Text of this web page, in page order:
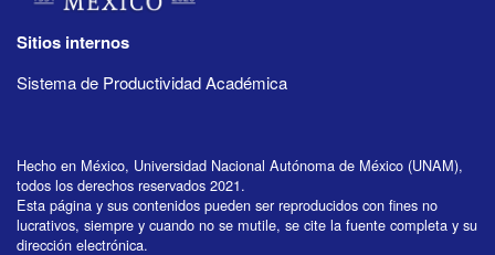
Sitios internos
Sistema de Productividad Académica
Hecho en México, Universidad Nacional Autónoma de México (UNAM),
todos los derechos reservados 2021.
Esta página y sus contenidos pueden ser reproducidos con fines no
lucrativos, siempre y cuando no se mutile, se cite la fuente completa y su
dirección electrónica.